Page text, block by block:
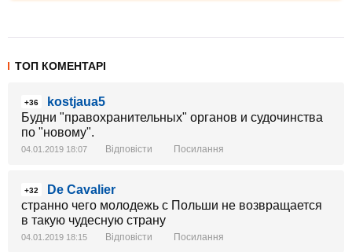
ТОП КОМЕНТАРІ
+36
kostjaua5
Будни "правохранительных" органов и судочинства
по "новому".
04.01.2019 18:07 Відповісти Посилання
+32
De Cavalier
странно чего молодежь с Польши не возвращается
в такую чудесную страну
04.01.2019 18:15 Відповісти Посилання